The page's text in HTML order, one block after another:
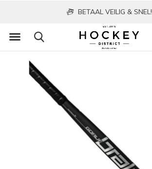
BETAAL VEILIG & SNEL!